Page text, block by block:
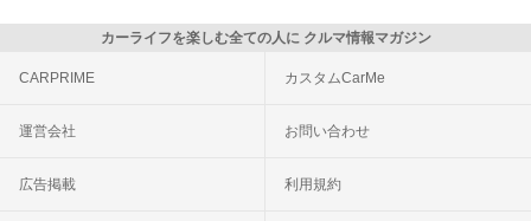
カーライフを楽しむ全ての人に クルマ情報マガジン
CARPRIME カスタムCarMe
運営会社 お問い合わせ
広告掲載 利用規約